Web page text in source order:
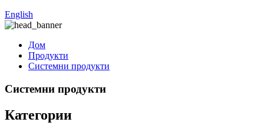
English
Дом
Продукти
Системни продукти
Системни продукти
Категории